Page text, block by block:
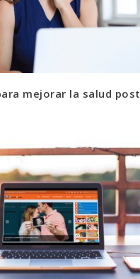
mejorar la salud